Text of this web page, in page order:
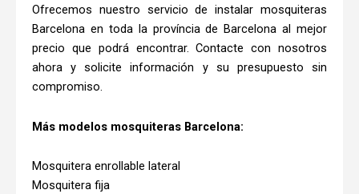
Ofrecemos nuestro servicio de instalar mosquiteras
Barcelona en toda la província de Barcelona al mejor
precio que podrá encontrar. Contacte con nosotros
ahora y solicite información y su presupuesto sin
compromiso.
Más modelos mosquiteras Barcelona:
Mosquitera enrollable lateral
Mosquitera fija